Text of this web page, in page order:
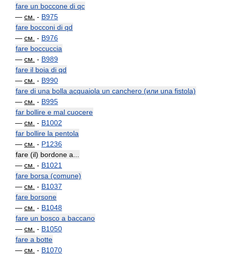
fare un boccone di qc
— см. - B975
fare bocconi di qd
— см. - B976
fare boccuccia
— см. - B989
fare il boia di qd
— см. - B990
fare di una bolla acquaiola un canchero (или una fistola)
— см. - B995
far bollire e mal cuocere
— см. - B1002
far bollire la pentola
— см. - P1236
fare (il) bordone a...
— см. - B1021
fare borsa (comune)
— см. - B1037
fare borsone
— см. - B1048
fare un bosco a baccano
— см. - B1050
fare a botte
— см. - B1070